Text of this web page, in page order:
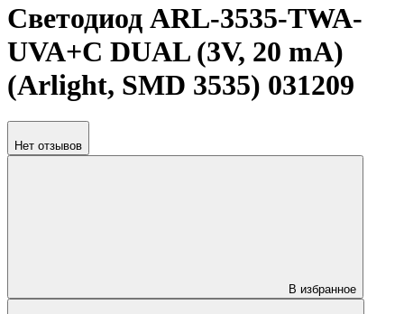
Светодиод ARL-3535-TWA-
UVA+C DUAL (3V, 20 mA)
(Arlight, SMD 3535) 031209
Нет отзывов
В избранное